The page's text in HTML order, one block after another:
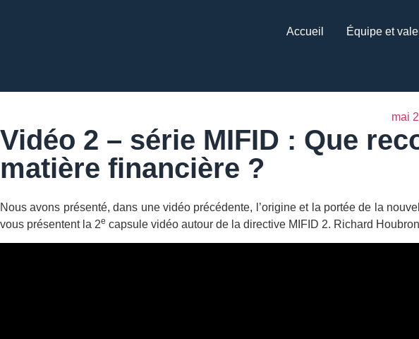
Accueil Équipe et
mai
Vidéo 2 – série MIFID : Que
matière financière ?
Nous avons présenté, dans une vidéo précédente, l’origine et la portée de la
vous présentent la 2e capsule vidéo autour de la directive MIFID 2. Richard